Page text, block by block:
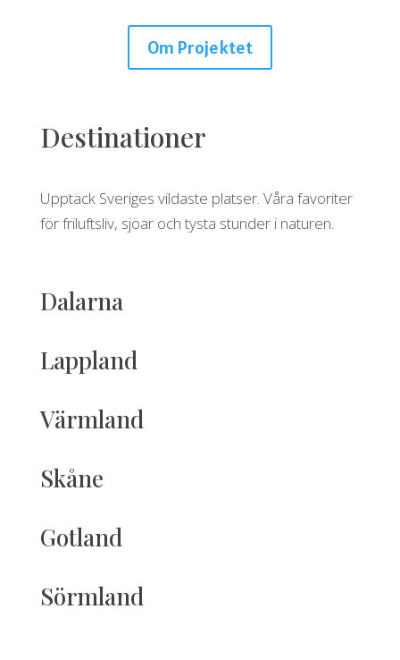
Om Projektet
Destinationer
Upptäck Sveriges vildaste platser. Våra favoriter
för friluftsliv, sjöar och tysta stunder i naturen.
Dalarna
Lappland
Värmland
Skåne
Gotland
Sörmland